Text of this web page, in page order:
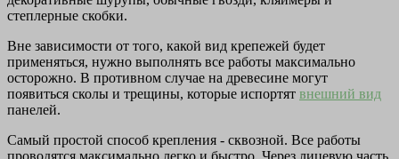
степлерные скобки.
Вне зависимости от того, какой вид крепежей будет
применяться, нужно выполнять все работы максимально
осторожно. В противном случае на древесине могут
появиться сколы и трещины, которые испортят внешний вид
панелей.
Самый простой способ крепления - сквозной. Все работы
проводятся максимально легко и быстро. Через лицевую часть